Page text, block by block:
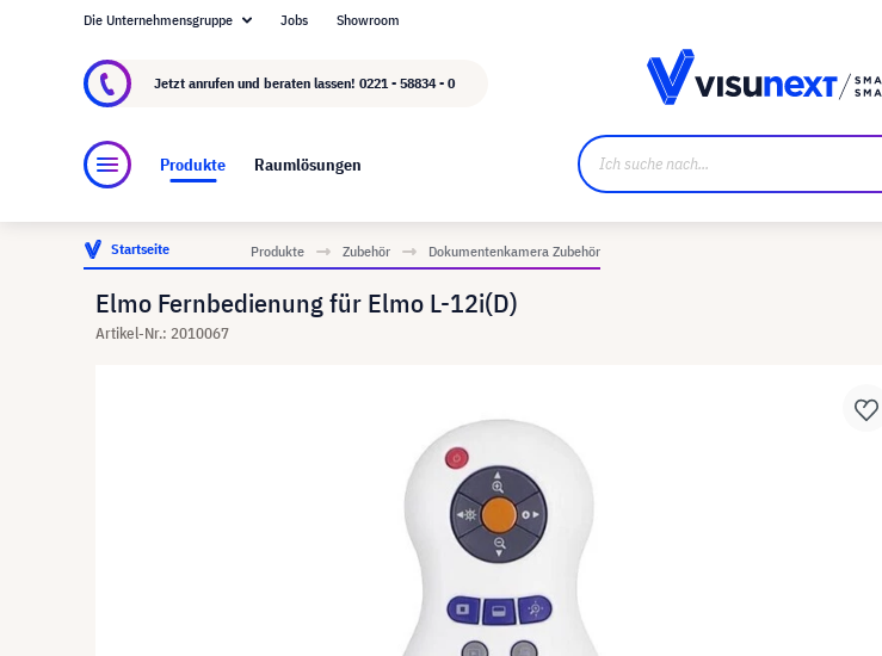
Über visunext.de
Die Unternehmensgruppe Jobs Showroom
Jetzt anrufen und beraten lassen! 0221 - 58834 - 0
Produkte Raumlösungen
Startseite Produkte Zubehör Dokumentenkamera Zubehör
Elmo Fernbedienung für Elmo L-12i(D)
Artikel-Nr.: 2010067